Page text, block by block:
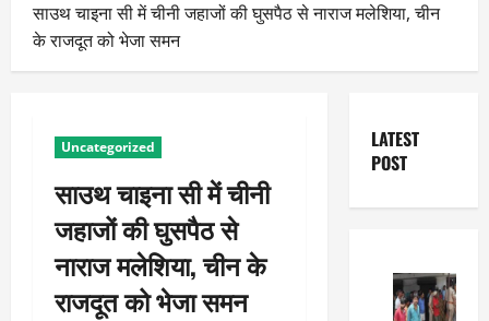
साउथ चाइना सी में चीनी जहाजों की घुसपैठ से नाराज मलेशिया, चीन
के राजदूत को भेजा समन
Uncategorized
साउथ चाइना सी में चीनी
जहाजों की घुसपैठ से
नाराज मलेशिया, चीन के
राजदूत को भेजा समन
LATEST
POST